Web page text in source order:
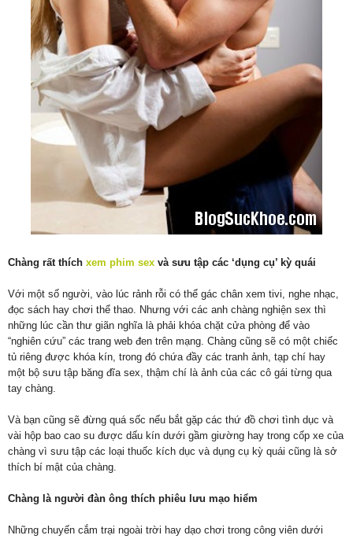
Chàng rất thích xem phim sex và sưu tập các ‘dụng cụ’ kỳ quái
Với một số người, vào lúc rảnh rỗi có thể gác chân xem tivi, nghe nhạc,
đọc sách hay chơi thể thao. Nhưng với các anh chàng nghiện sex thì
những lúc cần thư giãn nghĩa là phải khóa chặt cửa phòng để vào
“nghiên cứu” các trang web đen trên mạng. Chàng cũng sẽ có một chiếc
tủ riêng được khóa kín, trong đó chứa đầy các tranh ảnh, tạp chí hay
một bộ sưu tập băng đĩa sex, thậm chí là ảnh của các cô gái từng qua
tay chàng.
Và bạn cũng sẽ đừng quá sốc nếu bắt gặp các thứ đồ chơi tình dục và
vài hộp bao cao su được dấu kín dưới gầm giường hay trong cốp xe của
chàng vì sưu tập các loại thuốc kích dục và dụng cụ kỳ quái cũng là sở
thích bí mật của chàng.
Chàng là người đàn ông thích phiêu lưu mạo hiểm
Những chuyến cắm trại ngoài trời hay dạo chơi trong công viên dưới